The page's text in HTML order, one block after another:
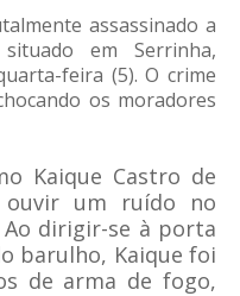
assassinado a
em Serrinha,
feira (5). O crime
os moradores
Kaique Castro de
ouvir um ruído no
dirigir-se à porta
barulho, Kaique foi
de arma de fogo,